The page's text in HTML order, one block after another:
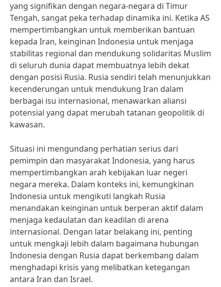
yang signifikan dengan negara-negara di Timur
Tengah, sangat peka terhadap dinamika ini. Ketika AS
mempertimbangkan untuk memberikan bantuan
kepada Iran, keinginan Indonesia untuk menjaga
stabilitas regional dan mendukung solidaritas Muslim
di seluruh dunia dapat membuatnya lebih dekat
dengan posisi Rusia. Rusia sendiri telah menunjukkan
kecenderungan untuk mendukung Iran dalam
berbagai isu internasional, menawarkan aliansi
potensial yang dapat merubah tatanan geopolitik di
kawasan.
Situasi ini mengundang perhatian serius dari
pemimpin dan masyarakat Indonesia, yang harus
mempertimbangkan arah kebijakan luar negeri
negara mereka. Dalam konteks ini, kemungkinan
Indonesia untuk mengikuti langkah Rusia
menandakan keinginan untuk berperan aktif dalam
menjaga kedaulatan dan keadilan di arena
internasional. Dengan latar belakang ini, penting
untuk mengkaji lebih dalam bagaimana hubungan
Indonesia dengan Rusia dapat berkembang dalam
menghadapi krisis yang melibatkan ketegangan
antara Iran dan Israel.